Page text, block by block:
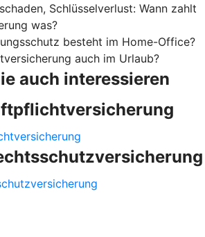
Schlüsselverlust: Wann zahlt
was?
besteht im Home-Office?
auch im Urlaub?
auch interessieren